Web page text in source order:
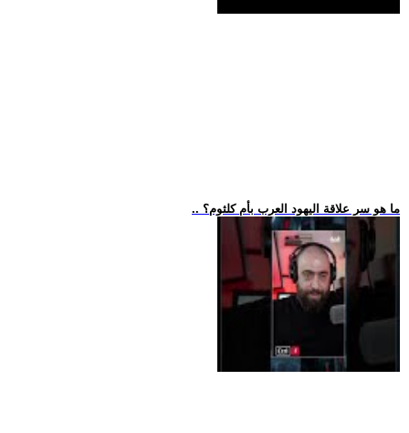
.. ما هو سر علاقة اليهود العرب بأم كلثوم؟